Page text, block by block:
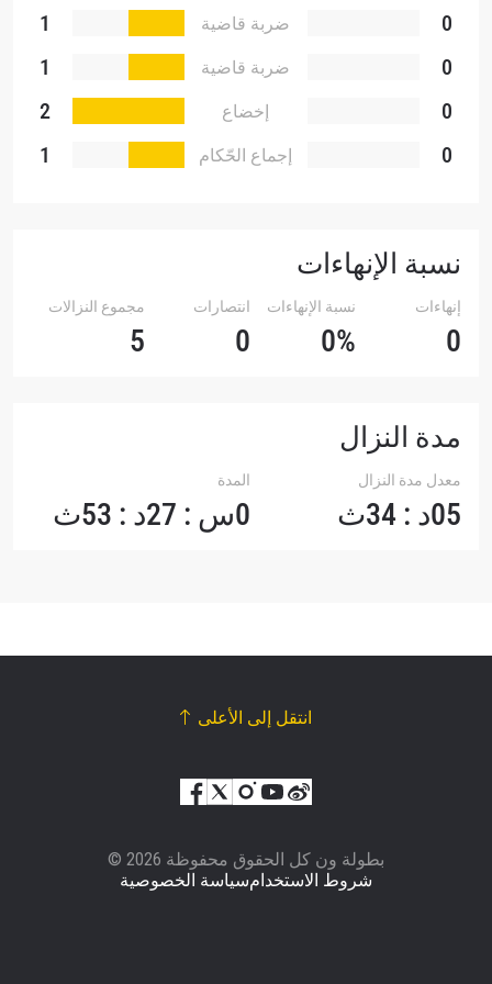
0 ضربة قاضية
1
0
ضربة قاضية
1
0
إخضاع
2
0
إجماع الحّكام 1
نسبة الإنهاءات
إنهاءات
0
نسبة الإنهاءات
0%
انتصارات
0
مجموع النزالات
5
مدة النزال
معدل مدة النزال
05د : 34ث
المدة
0س : 27د : 53ث
انتقل إلى الأعلى
© بطولة ون كل الحقوق محفوظة 2026
سياسة الخصوصيةشروط الاستخدام